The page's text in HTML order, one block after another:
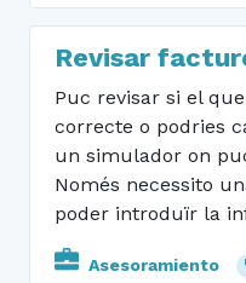
Revisar
Puc revisar si el
correcte o podries
un simulador on
Només necessito
poder introduïr la
Asesoramiento